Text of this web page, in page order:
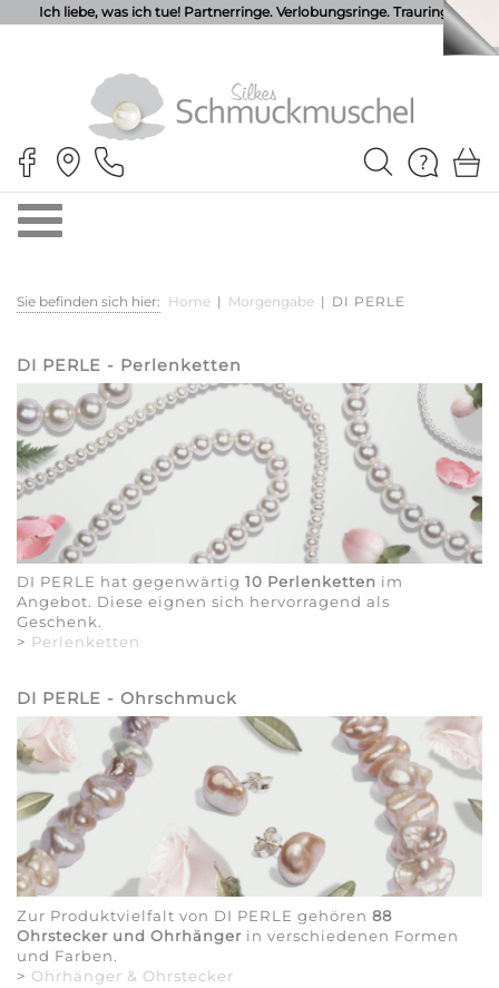
Ich liebe, was ich tue! Partnerringe. Verlobungsringe. Trauringe.
Sie befinden sich hier: Home | Morgengabe | DI PERLE
DI PERLE - Perlenketten
DI PERLE hat gegenwärtig 10 Perlenketten im
Angebot. Diese eignen sich hervorragend als
Geschenk.
> Perlenketten
DI PERLE - Ohrschmuck
Zur Produktvielfalt von DI PERLE gehören 88
Ohrstecker und Ohrhänger in verschiedenen Formen
und Farben.
> Ohrhänger & Ohrstecker